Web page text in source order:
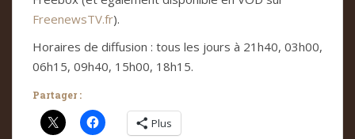
FreenewsTV.fr).
Horaires de diffusion : tous les jours à 21h40, 03h00,
06h15, 09h40, 15h00, 18h15.
Partager :
Plus